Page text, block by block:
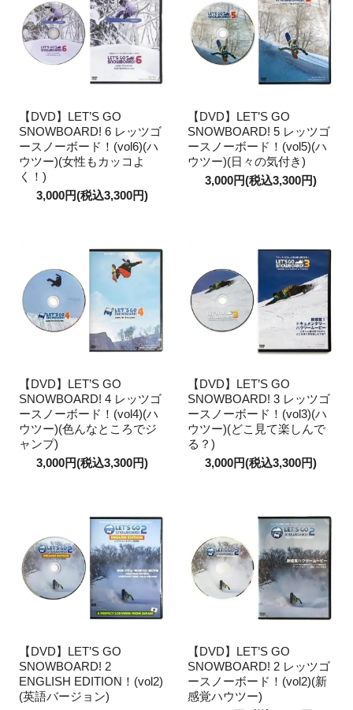
【DVD】LET’S GO
SNOWBOARD! 6 レッツゴ
ースノーボード！(vol6)(ハ
ウツー)(女性もカッコよ
く！)
3,000円(税込3,300円)
【DVD】LET’S GO
SNOWBOARD! 5 レッツゴ
ースノーボード！(vol5)(ハ
ウツー)(日々の気付き)
3,000円(税込3,300円)
【DVD】LET’S GO
SNOWBOARD! 4 レッツゴ
ースノーボード！(vol4)(ハ
ウツー)(色んなところでジ
ャンプ)
3,000円(税込3,300円)
【DVD】LET’S GO
SNOWBOARD! 3 レッツゴ
ースノーボード！(vol3)(ハ
ウツー)(どこ見て楽しんで
る？)
3,000円(税込3,300円)
【DVD】LET’S GO
SNOWBOARD! 2
ENGLISH EDITION！(vol2)
(英語バージョン)
【DVD】LET’S GO
SNOWBOARD! 2 レッツゴ
ースノーボード！(vol2)(新
感覚ハウツー)